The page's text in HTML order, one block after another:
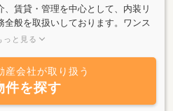
賃貸・管理を中心として、内装リ
全般を取扱いしております。ワンス
えすべく全力でお手伝いをさせてい
、是非一度ご相談下さい。秘密厳守
す！住宅ローンの相談や売却・購入
でお気軽にお問合せ下さい！！相続
きっちりと処理をして解決致します
っと見る
産会社が取り扱う
件を探す